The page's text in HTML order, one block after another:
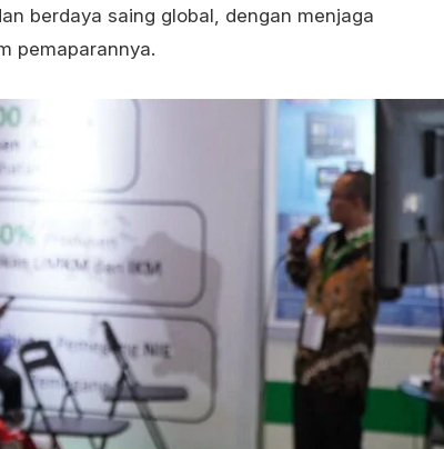
berdaya saing global, dengan menjaga
pemaparannya.